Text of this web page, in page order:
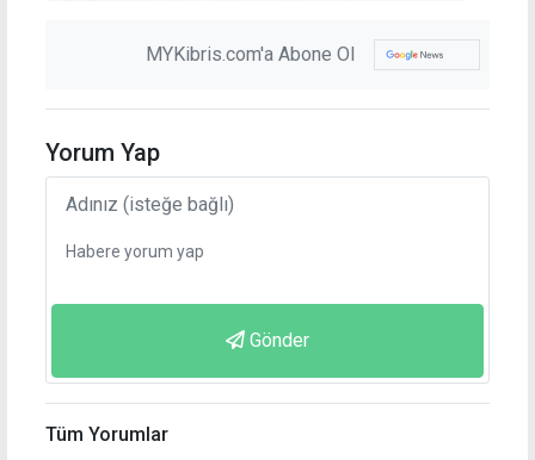
MYKibris.com'a Abone Ol
Yorum Yap
Gönder
Tüm Yorumlar